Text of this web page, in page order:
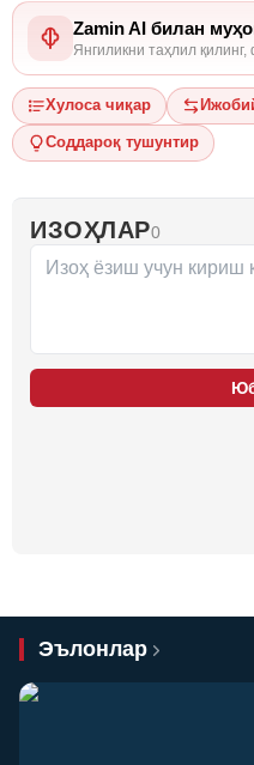
Zamin AI билан
Янгиликни таҳлил
Хулоса чиқар
Соддароқ тушунтир
ИЗОҲЛАР0
Эълонлар